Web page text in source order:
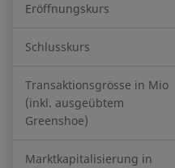
Eröffnungskurs
Schlusskurs
Transaktionsgrösse in Mio
(inkl. ausgeübtem
Greenshoe)
Marktkapitalisierung in